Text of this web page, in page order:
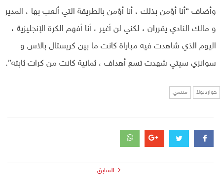
وأضاف “أنا أؤمن بذلك ، أنا أؤمن بالطريقة التي ألعب بها ، المدير
و مالك النادي يقرران ، لكني لن أغير ، أنا أفهم الكرة الإنجليزية ،
اليوم الذي شاهدت فيه مباراة كانت ما بين كريستال بالاس و
سوانزي سيتي شهدت تسع أهداف ، ثمانية كانت من كرات ثابته”.
جوارديولا ميسي
السابق